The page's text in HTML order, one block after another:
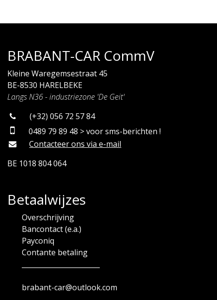
BRABANT-CAR CommV
Kleine Waregemsestraat 45
BE-8530 HARELBEKE
Langs N36 - industriezone 'De Geit'
(+32) 056 72 57 84
0489 79 89 48 > voor sms-berichten !
Contacteer ons via e-mail
BE 1018 804 064
Betaalwijzes
Overschrijving
Bancontact (e.a.)
Payconiq
Contante betaling
brabant-car@outlook.com